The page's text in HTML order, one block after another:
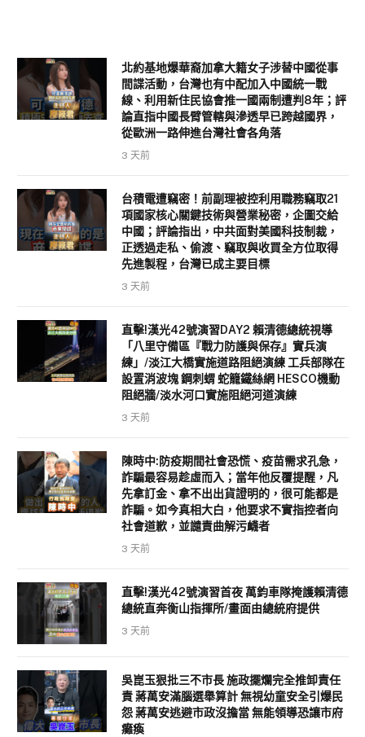
北約基地爆華裔加拿大籍女子涉替中國從事
間諜活動，台灣也有中配加入中國統一戰
線、利用新住民協會推一國兩制遭判8年；評
論直指中國長臂管轄與滲透早已跨越國界，
從歐洲一路伸進台灣社會各角落
3 天前
台積電遭竊密！前副理被控利用職務竊取21
項國家核心關鍵技術與營業秘密，企圖交給
中國；評論指出，中共面對美國科技制裁，
正透過走私、偷渡、竊取與收買全方位取得
先進製程，台灣已成主要目標
3 天前
直擊!漢光42號演習DAY2 賴清德總統視導
「八里守備區『戰力防護與保存』實兵演
練」/淡江大橋實施道路阻絕演練 工兵部隊在
設置消波塊 鋼刺蝟 蛇籠鐵絲網 HESCO機動
阻絕牆/淡水河口實施阻絕河道演練
3 天前
陳時中:防疫期間社會恐慌、疫苗需求孔急，
詐騙最容易趁虛而入；當年他反覆提醒，凡
先拿訂金、拿不出出貨證明的，很可能都是
詐騙。如今真相大白，他要求不實指控者向
社會道歉，並譴責曲解污衊者
3 天前
直擊!漢光42號演習首夜 萬鈞車隊掩護賴清德
總統直奔衡山指揮所/畫面由總統府提供
3 天前
吳崑玉狠批三不市長 施政擺爛完全推卸責任
責 蔣萬安滿腦選舉算計 無視幼童安全引爆民
怨 蔣萬安逃避市政沒擔當 無能領導恐讓市府
癱瘓